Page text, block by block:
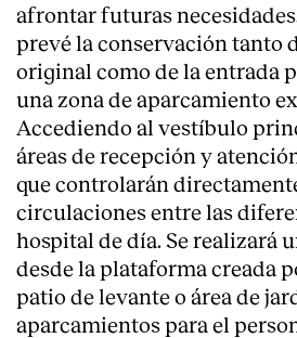
afrontar futuras
prevé la conservación tanto
original como de la entrada
una zona de aparcamiento
Accediendo al vestíbulo
áreas de recepción y
que controlarán
circulaciones entre las
hospital de día. Se realizará
desde la plataforma creada
patio de levante o área de
aparcamientos para el